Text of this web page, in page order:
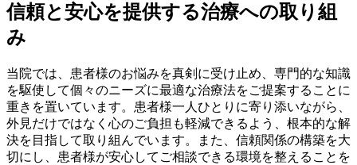
信頼と安心を提供する治療への取り組
み
当院では、患者様のお悩みを真剣に受け止め、専門的な知識
を駆使して個々のニーズに最適な治療法をご提案することに
重きを置いています。患者様一人ひとりに寄り添いながら、
外見だけではなく心のご負担も軽減できるよう、根本的な解
決を目指して取り組んでいます。また、信頼関係の構築を大
切にし、患者様が安心してご相談できる環境を整えることを